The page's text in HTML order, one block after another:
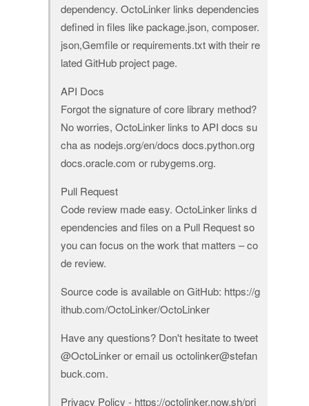
dependency. OctoLinker links dependencies
defined in files like package.json, composer.
json,Gemfile or requirements.txt with their re
lated GitHub project page.
API Docs
Forgot the signature of core library method?
No worries, OctoLinker links to API docs su
cha as nodejs.org/en/docs docs.python.org
docs.oracle.com or rubygems.org.
Pull Request
Code review made easy. OctoLinker links d
ependencies and files on a Pull Request so
you can focus on the work that matters – co
de review.
Source code is available on GitHub: https://g
ithub.com/OctoLinker/OctoLinker
Have any questions? Don't hesitate to tweet
@OctoLinker or email us octolinker@stefan
buck.com.
Privacy Policy - https://octolinker.now.sh/pri